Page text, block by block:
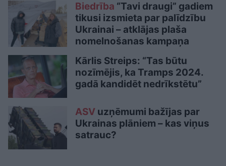
Biedrība “Tavi draugi” gadiem
tikusi izsmieta par palīdzību
Ukrainai – atklājas plaša
nomelnošanas kampaņa
Kārlis Streips: “Tas būtu
nozīmējis, ka Tramps 2024.
gadā kandidēt nedrīkstētu”
ASV uzņēmumi bažījas par
Ukrainas plāniem – kas viņus
satrauc?